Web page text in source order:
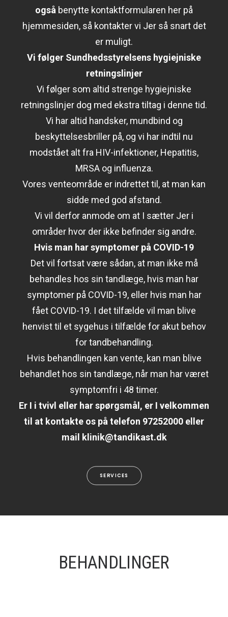
også benytte kontaktformularen her på
hjemmesiden, så kontakter vi Jer så snart det
er muligt.
Vi følger Sundhedsstyrelsens hygiejniske
retningslinjer
Vi følger som altid strenge hygiejniske
retningslinjer dog med ekstra tiltag i denne tid.
Vi har altid handsker, mundbind og
beskyttelsesbriller på, og vi har indtil nu
modstået alt fra HIV-infektioner, Hepatitis,
MRSA og influenza.
Vores venteområde er indrettet til, at man kan
sidde med god afstand.
Vi vil derfor anmode om at I sætter Jer i
områder hvor der ikke befinder sig andre.
Hvis man har symptomer på COVID-19
Det vil fortsat være sådan, at man ikke må
behandles hos sin tandlæge, hvis man har
symptomer på COVID-19, eller hvis man har
fået COVID-19. I det tilfælde vil man blive
henvist til et sygehus i tilfælde for akut behov
for tandbehandling.
Hvis behandlingen kan vente, kan man blive
behandlet hos sin tandlæge, når man har været
symptomfri i 48 timer.
Er I i tvivl eller har spørgsmål, er I velkommen
til at kontakte os på telefon 97252000 eller
mail klinik@tandikast.dk
SERVICES
BEHANDLINGER